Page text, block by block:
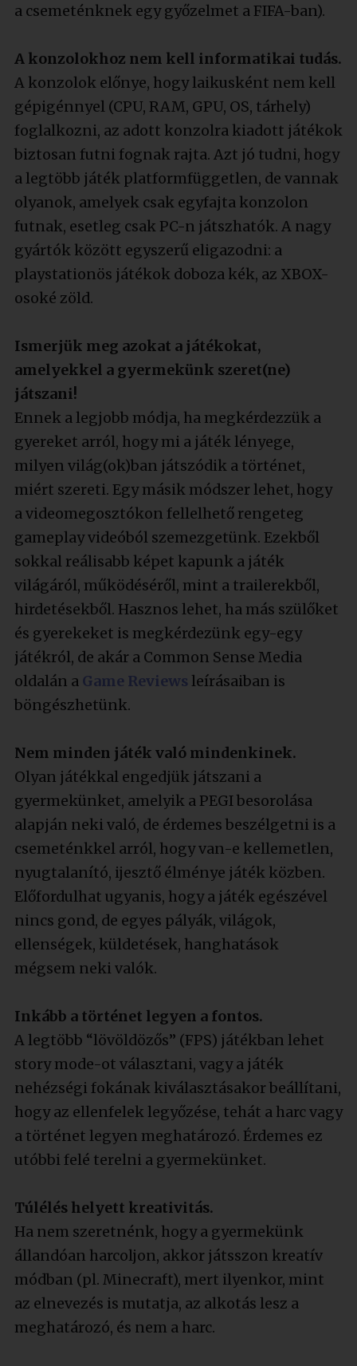
a csemeténknek egy győzelmet a FIFA-ban).
A konzolokhoz nem kell informatikai tudás.
A konzolok előnye, hogy laikusként nem kell
gépigénnyel (CPU, RAM, GPU, OS, tárhely)
foglalkozni, az adott konzolra kiadott játékok
biztosan futni fognak rajta. Azt jó tudni, hogy
a legtöbb játék platformfüggetlen, de vannak
olyanok, amelyek csak egyfajta konzolon
futnak, esetleg csak PC-n játszhatók. A nagy
gyártók között egyszerű eligazodni: a
playstationös játékok doboza kék, az XBOX-
osoké zöld.
Ismerjük meg azokat a játékokat,
amelyekkel a gyermekünk szeret(ne)
játszani!
Ennek a legjobb módja, ha megkérdezzük a
gyereket arról, hogy mi a játék lényege,
milyen világ(ok)ban játszódik a történet,
miért szereti. Egy másik módszer lehet, hogy
a videomegosztókon fellelhető rengeteg
gameplay videóból szemezgetünk. Ezekből
sokkal reálisabb képet kapunk a játék
világáról, működéséről, mint a trailerekből,
hirdetésekből. Hasznos lehet, ha más szülőket
és gyerekeket is megkérdezünk egy-egy
játékról, de akár a Common Sense Media
oldalán a Game Reviews leírásaiban is
böngészhetünk.
Nem minden játék való mindenkinek.
Olyan játékkal engedjük játszani a
gyermekünket, amelyik a PEGI besorolása
alapján neki való, de érdemes beszélgetni is a
csemeténkkel arról, hogy van-e kellemetlen,
nyugtalanító, ijesztő élménye játék közben.
Előfordulhat ugyanis, hogy a játék egészével
nincs gond, de egyes pályák, világok,
ellenségek, küldetések, hanghatások
mégsem neki valók.
Inkább a történet legyen a fontos.
A legtöbb “lövöldözős” (FPS) játékban lehet
story mode-ot választani, vagy a játék
nehézségi fokának kiválasztásakor beállítani,
hogy az ellenfelek legyőzése, tehát a harc vagy
a történet legyen meghatározó. Érdemes ez
utóbbi felé terelni a gyermekünket.
Túlélés helyett kreativitás.
Ha nem szeretnénk, hogy a gyermekünk
állandóan harcoljon, akkor játsszon kreatív
módban (pl. Minecraft), mert ilyenkor, mint
az elnevezés is mutatja, az alkotás lesz a
meghatározó, és nem a harc.